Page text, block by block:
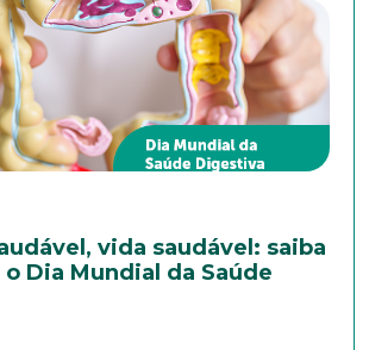
vida saudável: saiba
Dia Mundial da Saúde